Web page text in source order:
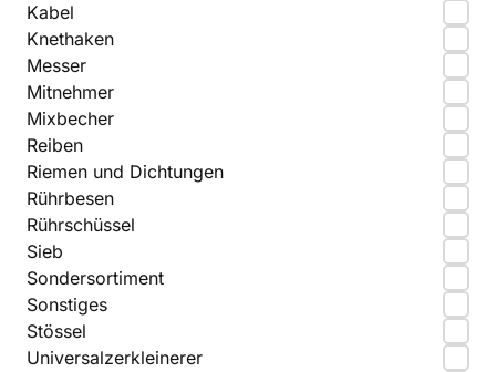
Kabel
Knethaken
Messer
Mitnehmer
Mixbecher
Reiben
Riemen und Dichtungen
Rührbesen
Rührschüssel
Sieb
Sondersortiment
Sonstiges
Stössel
Universalzerkleinerer